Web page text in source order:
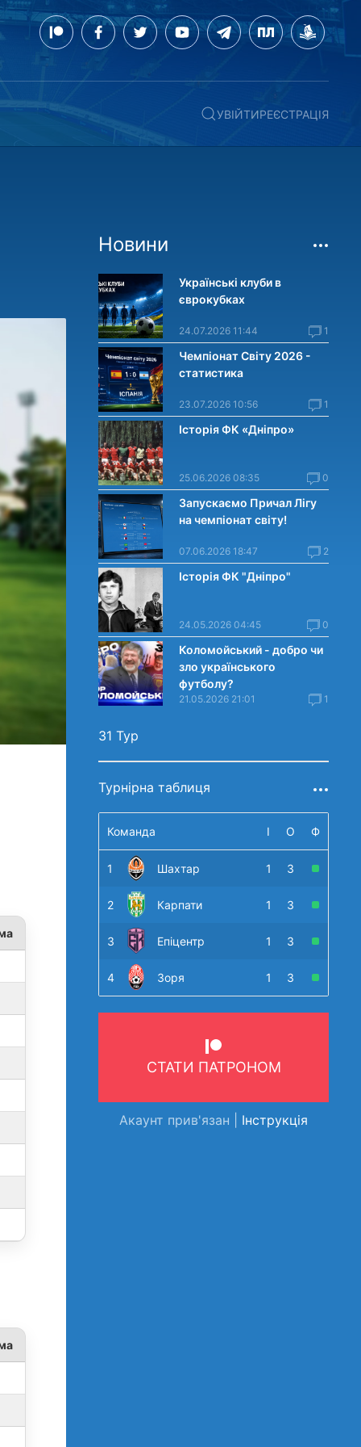
УВІЙТИРЕЄСТРАЦІЯ
Новини
Українські клуби в
єврокубках
24.07.2026 11:44 1
Чемпіонат Світу 2026 -
статистика
23.07.2026 10:56 1
Історія ФК «Дніпро»
25.06.2026 08:35 0
Запускаємо Причал Лігу
на чемпіонат світу!
07.06.2026 18:47 2
Історія ФК "Дніпро"
24.05.2026 04:45 0
Коломойський - добро чи
зло українського
футболу?
21.05.2026 21:01 1
31 Тур
Турнірна таблиця
Команда І О Ф
1 Шахтар 1 3
2 Карпати 1 3
3 Епіцентр 1 3
4 Зоря 1 3
СТАТИ ПАТРОНОМ
Акаунт прив'язан | Інструкція